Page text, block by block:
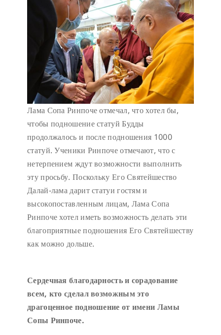
Лама Сопа Ринпоче отмечал, что хотел бы,
чтобы подношение статуй Будды
продолжалось и после подношения 1000
статуй. Ученики Ринпоче отмечают, что с
нетерпением ждут возможности выполнить
эту просьбу. Поскольку Его Святейшество
Далай-лама дарит статуи гостям и
высокопоставленным лицам, Лама Сопа
Ринпоче хотел иметь возможность делать эти
благоприятные подношения Его Святейшеству
как можно дольше.
Сердечная благодарность и сорадование
всем, кто сделал возможным это
драгоценное подношение от имени Ламы
Сопы Ринпоче.